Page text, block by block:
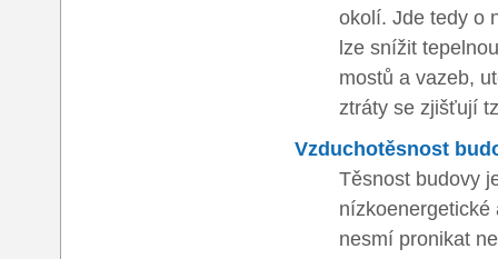
okolí. Jde tedy o
lze snížit
mostů a vazeb,
ztráty se zjišťují
Vzduchotěsnost
Těsnost budovy
nízkoenergetické
nesmí pronikat